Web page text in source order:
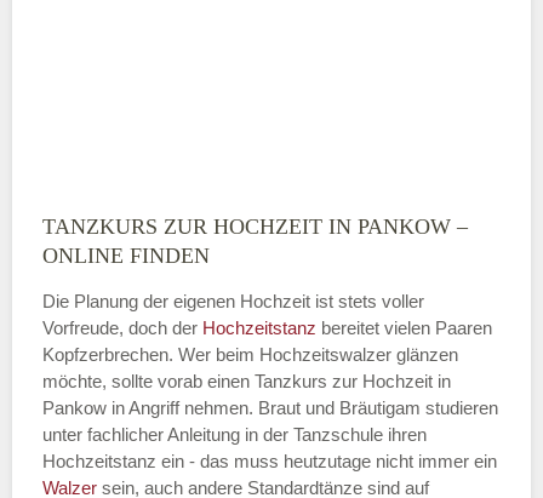
Montag
—
ÖFFNUNGSZEITEN HINZUFÜGEN
Dienstag
TANZKURS ZUR HOCHZEIT IN PANKOW –
ONLINE FINDEN
Die Planung der eigenen Hochzeit ist stets voller
Vorfreude, doch der Hochzeitstanz bereitet vielen Paaren
Kopfzerbrechen. Wer beim Hochzeitswalzer glänzen
möchte, sollte vorab einen Tanzkurs zur Hochzeit in
Pankow in Angriff nehmen. Braut und Bräutigam studieren
unter fachlicher Anleitung in der Tanzschule ihren
Hochzeitstanz ein - das muss heutzutage nicht immer ein
Walzer sein, auch andere Standardtänze sind auf